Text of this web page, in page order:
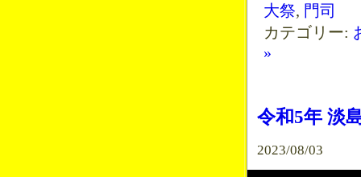
大祭, 門司
カテゴリー:
»
令和5年 淡
2023/08/03